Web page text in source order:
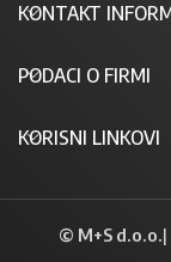
KONTAKT
PODACI O FIRMI
KORISNI LINKOVI
© M+S d.o.o.|